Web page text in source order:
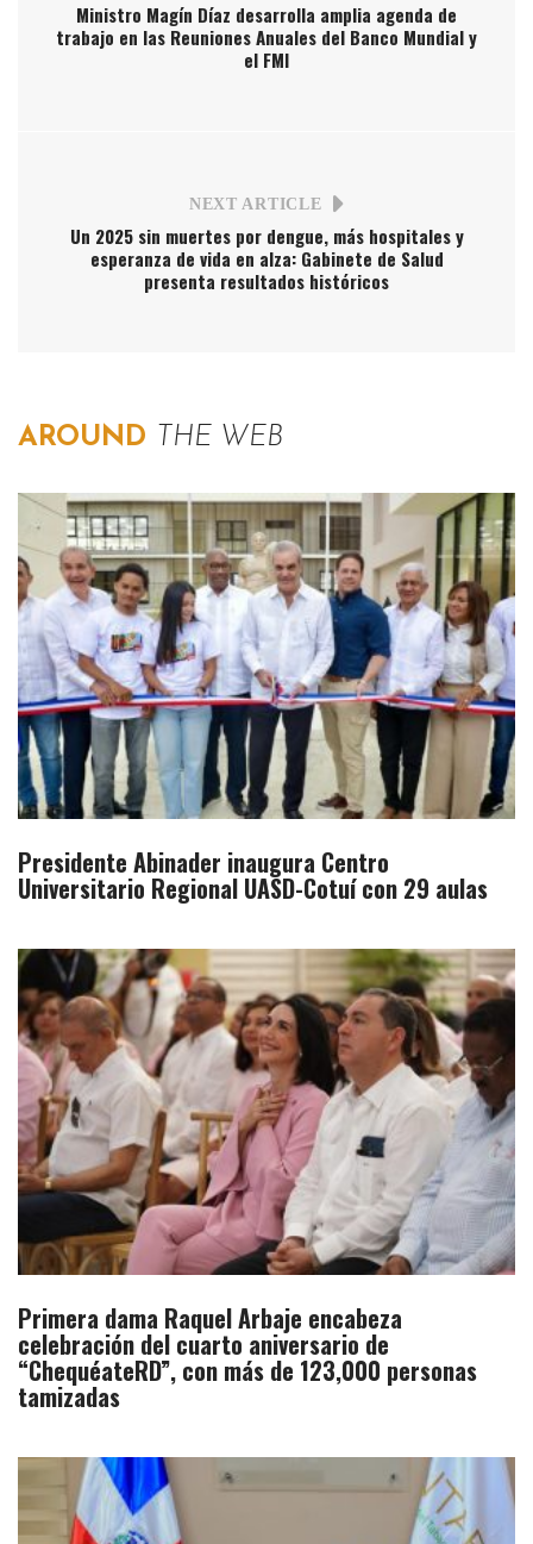
Ministro Magín Díaz desarrolla amplia agenda de
trabajo en las Reuniones Anuales del Banco Mundial y
el FMI
NEXT ARTICLE
Un 2025 sin muertes por dengue, más hospitales y
esperanza de vida en alza: Gabinete de Salud
presenta resultados históricos
AROUND THE WEB
Presidente Abinader inaugura Centro
Universitario Regional UASD-Cotuí con 29 aulas
Primera dama Raquel Arbaje encabeza
celebración del cuarto aniversario de
“ChequéateRD”, con más de 123,000 personas
tamizadas